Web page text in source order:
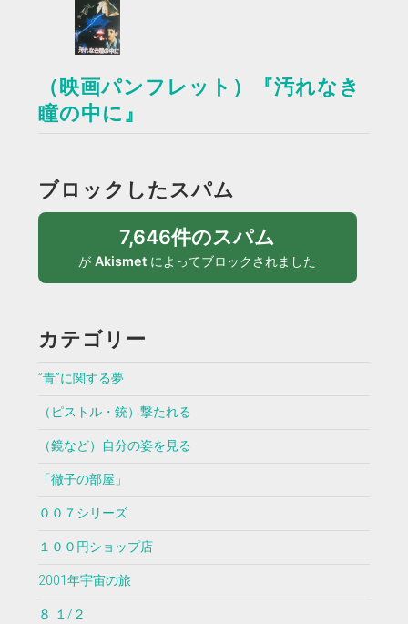
（映画パンフレット）『汚れなき
瞳の中に』
ブロックしたスパム
7,646件のスパム
がAkismet によってブロックされました
カテゴリー
”青”に関する夢
（ピストル・銃）撃たれる
（鏡など）自分の姿を見る
「徹子の部屋」
００７シリーズ
１００円ショップ店
2001年宇宙の旅
８ １/２